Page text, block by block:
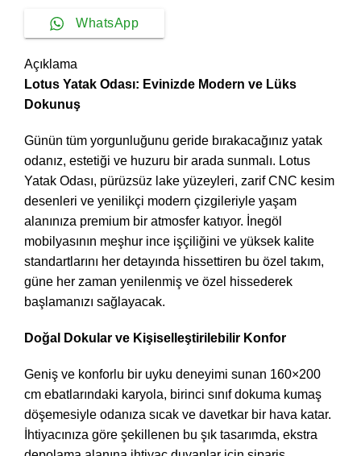
WhatsApp
Açıklama
Lotus Yatak Odası: Evinizde Modern ve Lüks
Dokunuş
Günün tüm yorgunluğunu geride bırakacağınız yatak
odanız, estetiği ve huzuru bir arada sunmalı. Lotus
Yatak Odası, pürüzsüz lake yüzeyleri, zarif CNC kesim
desenleri ve yenilikçi modern çizgileriyle yaşam
alanınıza premium bir atmosfer katıyor. İnegöl
mobilyasının meşhur ince işçiliğini ve yüksek kalite
standartlarını her detayında hissettiren bu özel takım,
güne her zaman yenilenmiş ve özel hissederek
başlamanızı sağlayacak.
Doğal Dokular ve Kişiselleştirilebilir Konfor
Geniş ve konforlu bir uyku deneyimi sunan 160×200
cm ebatlarındaki karyola, birinci sınıf dokuma kumaş
döşemesiyle odanıza sıcak ve davetkar bir hava katar.
İhtiyacınıza göre şekillenen bu şık tasarımda, ekstra